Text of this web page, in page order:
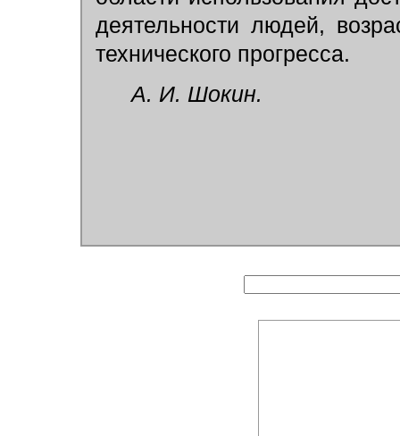
деятельности людей,
технического прогресса.
А. И. Шокин.